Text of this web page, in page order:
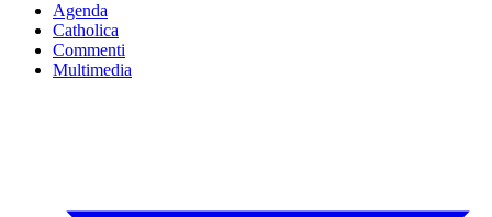
Agenda
Catholica
Commenti
Multimedia